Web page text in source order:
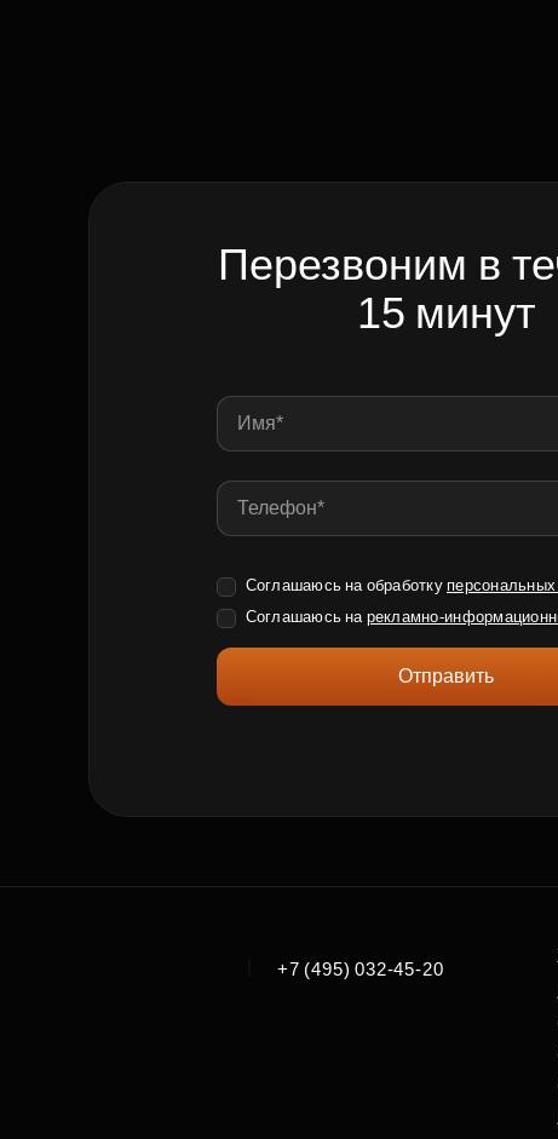
Перезвоним в
15 минут
Соглашаюсь на обработку
Соглашаюсь на рекламно-
Отправить
+7 (495) 032-45-20